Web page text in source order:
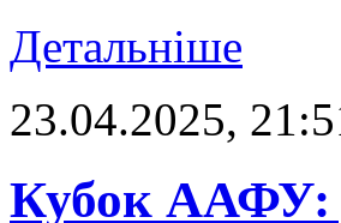
Детальніше
23.04.2025,
Кубок ААФУ: